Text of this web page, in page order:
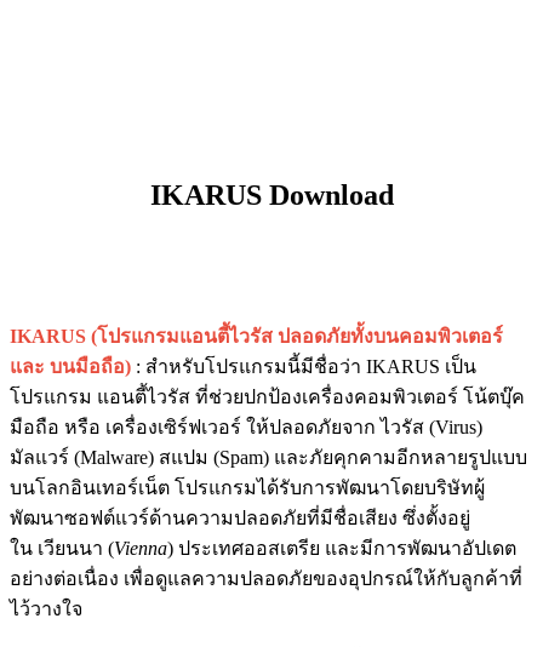
IKARUS Download
IKARUS (โปรแกรมแอนตี้ไวรัส ปลอดภัยทั้งบนคอมพิวเตอร์
และ บนมือถือ) : สำหรับโปรแกรมนี้มีชื่อว่า IKARUS เป็น
โปรแกรม แอนตี้ไวรัส ที่ช่วยปกป้องเครื่องคอมพิวเตอร์ โน้ตบุ๊ค
มือถือ หรือ เครื่องเซิร์ฟเวอร์ ให้ปลอดภัยจาก ไวรัส (Virus)
มัลแวร์ (Malware) สแปม (Spam) และภัยคุกคามอีกหลายรูปแบบ
บนโลกอินเทอร์เน็ต โปรแกรมได้รับการพัฒนาโดยบริษัทผู้
พัฒนาซอฟต์แวร์ด้านความปลอดภัยที่มีชื่อเสียง ซึ่งตั้งอยู่
ใน เวียนนา (Vienna) ประเทศออสเตรีย และมีการพัฒนาอัปเดต
อย่างต่อเนื่อง เพื่อดูแลความปลอดภัยของอุปกรณ์ให้กับลูกค้าที่
ไว้วางใจ